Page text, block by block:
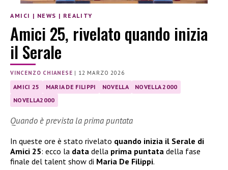
AMICI | NEWS | REALITY
Amici 25, rivelato quando inizia
il Serale
VINCENZO CHIANESE | 12 MARZO 2026
AMICI 25 MARIA DE FILIPPI NOVELLA
NOVELLA 2000
NOVELLA2000
Quando è prevista la prima puntata
In queste ore è stato rivelato quando inizia il Serale di
Amici 25: ecco la data della prima puntata della fase
finale del talent show di Maria De Filippi.